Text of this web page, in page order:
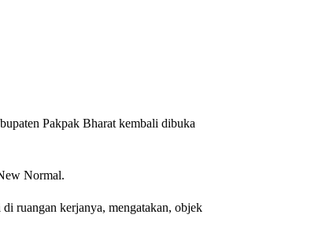
Pakpak Bharat kembali dibuka
Normal.
ruangan kerjanya, mengatakan, objek